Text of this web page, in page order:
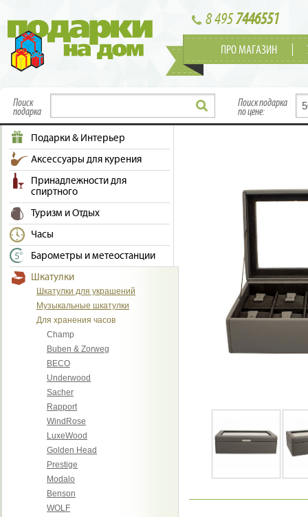
8 4957446551
ПРО МАГАЗИН
Поиск
подарка
Поиск подарка
по цене:
Подарки & Интерьер
Аксессуары для курения
Принадлежности для
спиртного
Туризм и Отдых
Часы
Барометры и метеостанции
Шкатулки
Шкатулки для украшений
Музыкальные шкатулки
Для хранения часов
Champ
Buben & Zorweg
BECO
Underwood
Sacher
Rapport
WindRose
LuxeWood
Golden Head
Prestige
Modalo
Benson
WOLF